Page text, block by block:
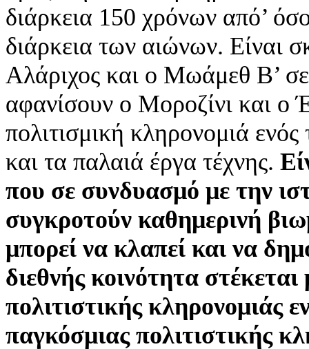
διάρκεια 150 χρόνων από’
διάρκεια των αιώνων. Είναι
Αλάριχος και ο Μωάμεθ Β’
αφανίσουν ο Μοροζίνι και ο
πολιτισμική κληρονομιά ενός
και τα παλαιά έργα τέχνης.
που σε συνδυασμό με την
συγκροτούν καθημερινή
μπορεί να κλαπεί και να
διεθνής κοινότητα
πολιτιστικής κληρονομιάς
παγκόσμιας πολιτιστικής